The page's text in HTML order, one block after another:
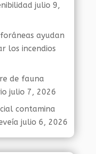
julio 9,
ayudan
los incendios
de fauna
julio 7, 2026
contamina
julio 6, 2026